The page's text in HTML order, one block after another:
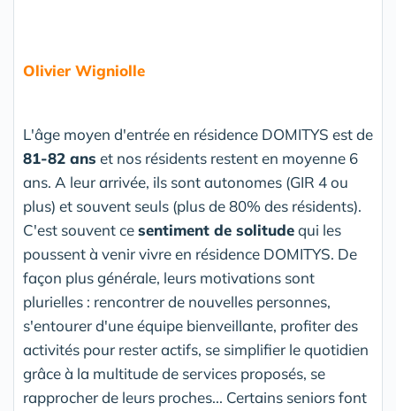
Olivier Wigniolle
L'âge moyen d'entrée en résidence DOMITYS est de
81-82 ans et nos résidents restent en moyenne 6
ans. A leur arrivée, ils sont autonomes (GIR 4 ou
plus) et souvent seuls (plus de 80% des résidents).
C'est souvent cesentiment de solitudequi les
poussent à venir vivre en résidence DOMITYS. De
façon plus générale, leurs motivations sont
plurielles : rencontrer de nouvelles personnes,
s'entourer d'une équipe bienveillante, profiter des
activités pour rester actifs, se simplifier le quotidien
grâce à la multitude de services proposés, se
rapprocher de leurs proches... Certains seniors font